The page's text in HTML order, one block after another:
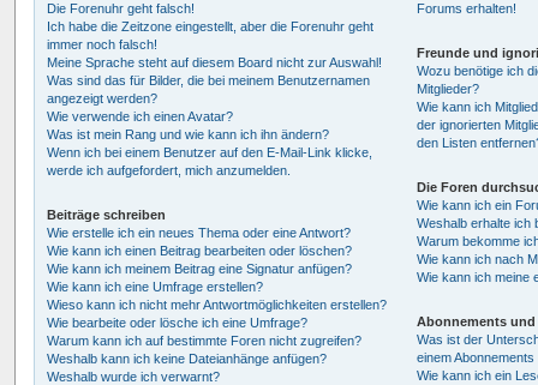
Die Forenuhr geht falsch!
Ich habe die Zeitzone eingestellt, aber die Forenuhr geht
immer noch falsch!
Meine Sprache steht auf diesem Board nicht zur Auswahl!
Was sind das für Bilder, die bei meinem Benutzernamen
angezeigt werden?
Wie verwende ich einen Avatar?
Was ist mein Rang und wie kann ich ihn ändern?
Wenn ich bei einem Benutzer auf den E-Mail-Link klicke,
werde ich aufgefordert, mich anzumelden.
Beiträge schreiben
Wie erstelle ich ein neues Thema oder eine Antwort?
Wie kann ich einen Beitrag bearbeiten oder löschen?
Wie kann ich meinem Beitrag eine Signatur anfügen?
Wie kann ich eine Umfrage erstellen?
Wieso kann ich nicht mehr Antwortmöglichkeiten erstellen?
Wie bearbeite oder lösche ich eine Umfrage?
Warum kann ich auf bestimmte Foren nicht zugreifen?
Weshalb kann ich keine Dateianhänge anfügen?
Weshalb wurde ich verwarnt?
Forums erhalten!
Freunde und
Wozu benötige ich
Mitglieder?
Wie kann ich
der ignorierten
den Listen
Die Foren
Wie kann ich ein
Weshalb erhalte ich
Warum bekomme
Wie kann ich nach
Wie kann ich meine
Abonnements und
Was ist der
einem
Wie kann ich ein